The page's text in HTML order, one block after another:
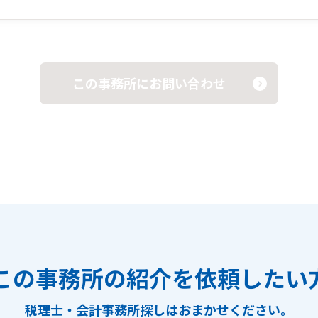
この事務所にお問い合わせ
の事務所の紹介を依頼したい
税理士・会計事務所探しはおまかせください。